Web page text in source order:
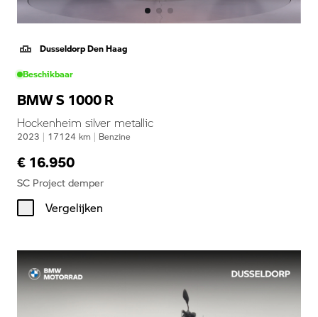
Dusseldorp Den Haag
Beschikbaar
BMW S 1000 R
Hockenheim silver metallic
2023 | 17124 km | Benzine
€ 16.950
SC Project demper
Vergelijken